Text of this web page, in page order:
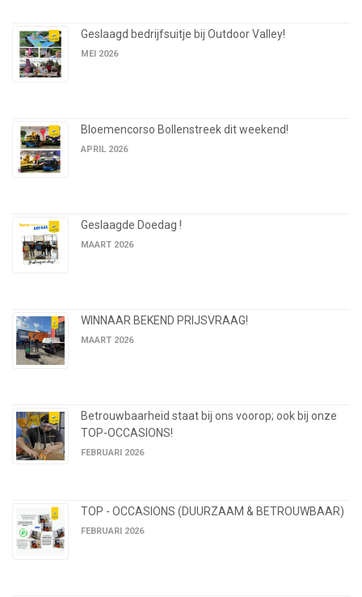
Geslaagd bedrijfsuitje bij Outdoor Valley!
MEI 2026
Bloemencorso Bollenstreek dit weekend!
APRIL 2026
Geslaagde Doedag !
MAART 2026
WINNAAR BEKEND PRIJSVRAAG!
MAART 2026
Betrouwbaarheid staat bij ons voorop; ook bij onze
TOP-OCCASIONS!
FEBRUARI 2026
TOP - OCCASIONS (DUURZAAM & BETROUWBAAR)
FEBRUARI 2026